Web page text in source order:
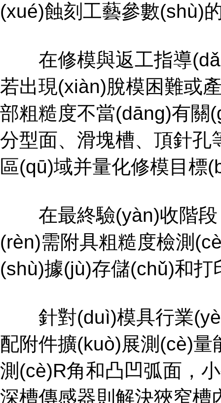
(xué)蝕刻工藝參數
在修模與返工指導
若出現(xiàn)脫模困難或產
部粗糙度不當(dāng)有關
分型面、滑塊槽、頂針
區(qū)域并量化修模目標
在最終驗(yàn)收階段
(rèn)需附具粗糙度檢測(cè)
(shù)據(jù)存儲(chǔ)和打
針對(duì)模具行業(yè)
配附件擴(kuò)展測(cè)
測(cè)R角和凸凹弧面，小
深槽傳感器則解決狹窄